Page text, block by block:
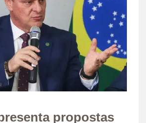
propostas